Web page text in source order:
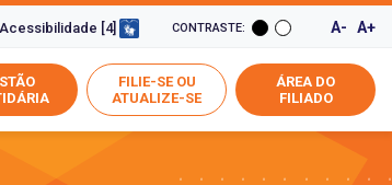
[4] CONTRASTE: A- A+
FILIE-SE OU
ATUALIZE-SE
ÁREA DO
FILIADO